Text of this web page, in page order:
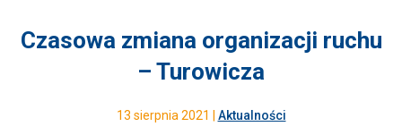
Czasowa zmiana organizacji ruchu
– Turowicza
13 sierpnia 2021 | Aktualności